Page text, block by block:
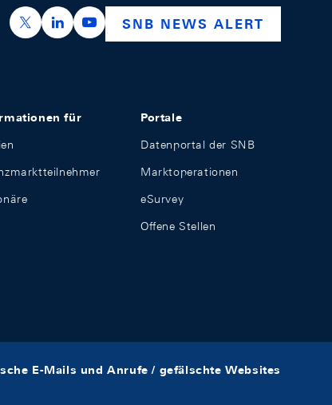
https://x.com/snb_bns
https://ch.linkedin.com/company/swiss-
https://www.youtube.com/
SNB NEWS ALERT
für Portale
Datenportal der SNB
Marktoperationen
eSurvey
Offene Stellen
E-Mails und Anrufe / gefälschte Websites